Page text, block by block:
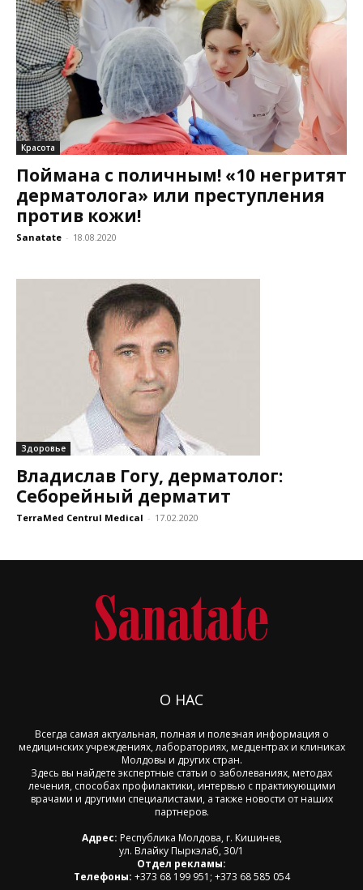
Красота
Поймана с поличным! «10 негритят
дерматолога» или преступления
против кожи!
Sanatate - 18.08.2020
Здоровье
Владислав Гогу, дерматолог:
Себорейный дерматит
TerraMed Centrul Medical - 17.02.2020
О НАС
Всегда самая актуальная, полная и полезная информация о
медицинских учреждениях, лабораториях, медцентрах и клиниках
Молдовы и других стран.
Здесь вы найдете экспертные статьи о заболеваниях, методах
лечения, способах профилактики, интервью с практикующими
врачами и другими специалистами, а также новости от наших
партнеров.
Адрес: Республика Молдова, г. Кишинев,
ул. Влайку Пыркэлаб, 30/1
Отдел рекламы:
Телефоны: +373 68 199 951; +373 68 585 054